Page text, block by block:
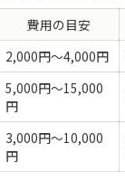
費用の目安
2,000円〜4,000円
5,000円〜15,000
円
3,000円〜10,000
円